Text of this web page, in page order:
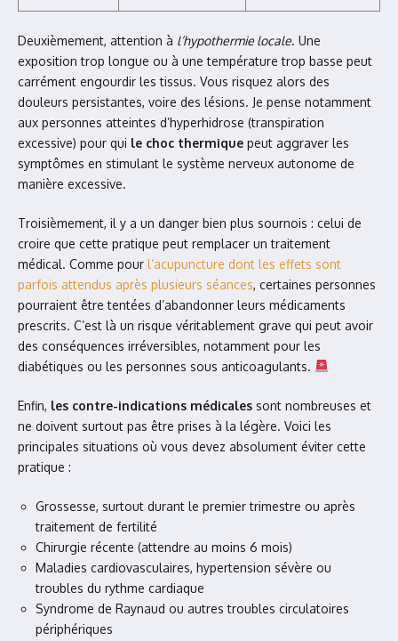
Deuxièmement, attention à l’hypothermie locale. Une
exposition trop longue ou à une température trop basse peut
carrément engourdir les tissus. Vous risquez alors des
douleurs persistantes, voire des lésions. Je pense notamment
aux personnes atteintes d’hyperhidrose (transpiration
excessive) pour qui le choc thermique peut aggraver les
symptômes en stimulant le système nerveux autonome de
manière excessive.
Troisièmement, il y a un danger bien plus sournois : celui de
croire que cette pratique peut remplacer un traitement
médical. Comme pour l’acupuncture dont les effets sont
parfois attendus après plusieurs séances, certaines personnes
pourraient être tentées d’abandonner leurs médicaments
prescrits. C’est là un risque véritablement grave qui peut avoir
des conséquences irréversibles, notamment pour les
diabétiques ou les personnes sous anticoagulants.
Enfin, les contre-indications médicales sont nombreuses et
ne doivent surtout pas être prises à la légère. Voici les
principales situations où vous devez absolument éviter cette
pratique :
Grossesse, surtout durant le premier trimestre ou après
traitement de fertilité
Chirurgie récente (attendre au moins 6 mois)
Maladies cardiovasculaires, hypertension sévère ou
troubles du rythme cardiaque
Syndrome de Raynaud ou autres troubles circulatoires
périphériques